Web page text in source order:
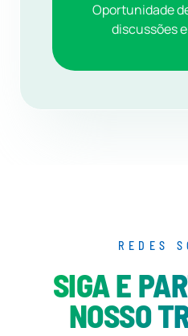
Oportunidade
discussões
REDES
SIGA E
NOSSO